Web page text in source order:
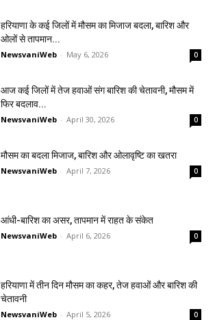
हरियाणा के कई जिलों में मौसम का मिजाज बदला, बारिश और
ओलों से तापमान...
NewsvaniWeb - May 6, 2026 0
आज कई जिलों में तेज हवाओं संग बारिश की चेतावनी, मौसम में
फिर बदलाव...
NewsvaniWeb - April 30, 2026 0
मौसम का बदला मिजाज, बारिश और ओलावृष्टि का खतरा
NewsvaniWeb - April 7, 2026 0
आंधी-बारिश का असर, तापमान में राहत के संकेत
NewsvaniWeb - April 6, 2026 0
हरियाणा में तीन दिन मौसम का कहर, तेज हवाओं और बारिश की
चेतावनी
NewsvaniWeb - April 5, 2026 0